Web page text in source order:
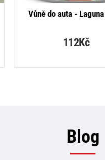
Vůně do auta -
112Kč
Blog